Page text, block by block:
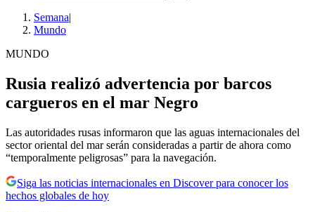
Semana|
Mundo
MUNDO
Rusia realizó advertencia por barcos
cargueros en el mar Negro
Las autoridades rusas informaron que las aguas internacionales del
sector oriental del mar serán consideradas a partir de ahora como
“temporalmente peligrosas” para la navegación.
Siga las noticias internacionales en Discover para conocer los
hechos globales de hoy